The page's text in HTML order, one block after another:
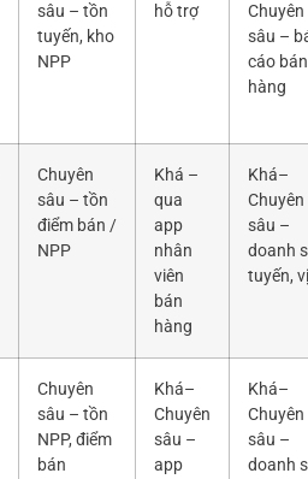
sâu – tồn
tuyến, kho
NPP
hỗ trợ
Chuyên
sâu –
cáo bán
hàng
Chuyên
sâu – tồn
điểm bán /
NPP
Khá –
qua
app
nhân
viên
bán
hàng
Khá–
Chuyên
sâu –
doanh
tuyến,
Chuyên
sâu – tồn
NPP, điểm
bán
Khá–
Chuyên
sâu –
app
Khá–
Chuyên
sâu –
doanh